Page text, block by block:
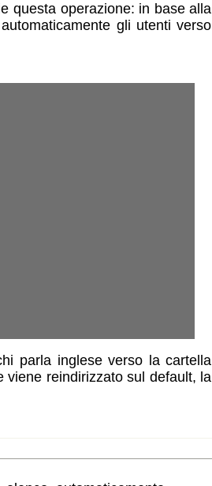
questa operazione: in base alla
gli utenti verso
parla inglese verso la cartella
viene reindirizzato sul default, la